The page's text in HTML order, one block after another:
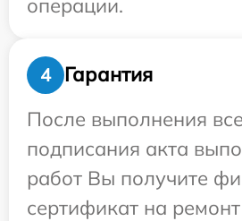
операции.
4
Гарантия
После выполнения
подписания акта
работ Вы получите
сертификат на